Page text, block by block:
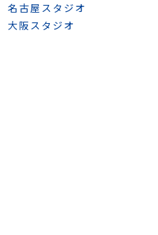
名古屋スタジオ
大阪スタジオ